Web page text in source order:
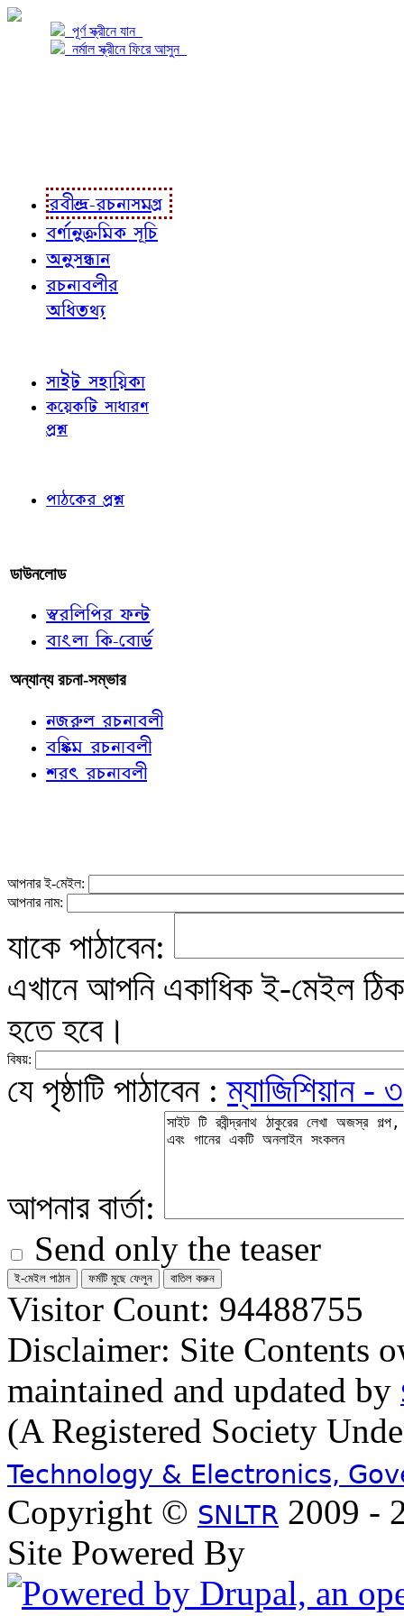
পূর্ণ স্ক্রীনে যান
নর্মাল স্ক্রীনে ফিরে আসুন
রবীন্দ্র-রচনাসমগ্র
বর্ণানুক্রমিক সূচি
অনুসন্ধান
রচনাবলীর
অধিতথ্য
সাইট সহায়িকা
কয়েকটি সাধারণ
প্রশ্ন
পাঠকের প্রশ্ন
ডাউনলোড
স্বরলিপির ফন্ট
বাংলা কি-বোর্ড
অন্যান্য রচনা-সম্ভার
নজরুল রচনাবলী
বঙ্কিম রচনাবলী
শরৎ রচনাবলী
আপনার ই-মেইল:
আপনার নাম:
যাকে পাঠাবেন:
এখানে আপনি একাধিক ই-মেইল
হতে হবে।
বিষয়:
যে পৃষ্ঠাটি পাঠাবেন :ম্যাজিশিয়ান - ৩
আপনার বার্তা:
Send only the teaser
Visitor Count: 94488755
Disclaimer: Site Contents
maintained and updated by
(A Registered Society
Technology & Electronics,
Copyright © SNLTR 2009 -
Site Powered By